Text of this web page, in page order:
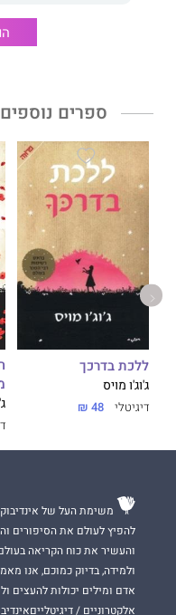
הוא מחבר
לפני שפנה לקריירה של
אל תגיד כלוםתורגם
ספרים
ללכת בדרכך
ג'וג'ו מויס
דיגיטלי 48 ₪
משימת העל של
להפיץ לעולם את הסיפורים
והעשיר את כוח הקריאה
ולמידה, בדיוק כמוכם, אנו
אדם ומילים יכולות להעצים
אלקטרוניים /